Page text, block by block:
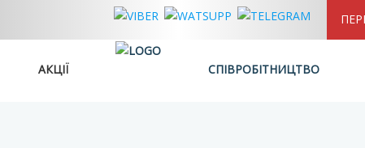
АКЦІЇ СПІВРОБІТНИЦТВО